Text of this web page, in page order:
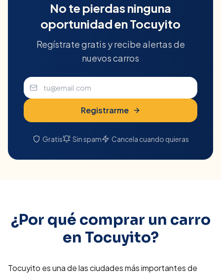
No te pierdas ninguna
oportunidad enTocuyito
Regístrate gratis y recibe alertas de
nuevos carros
Registrarme
Gratis Sin spam Cancela cuando quieras
¿Por qué comprar un carro
en Tocuyito?
Tocuyito es una de las ciudades más importantes de